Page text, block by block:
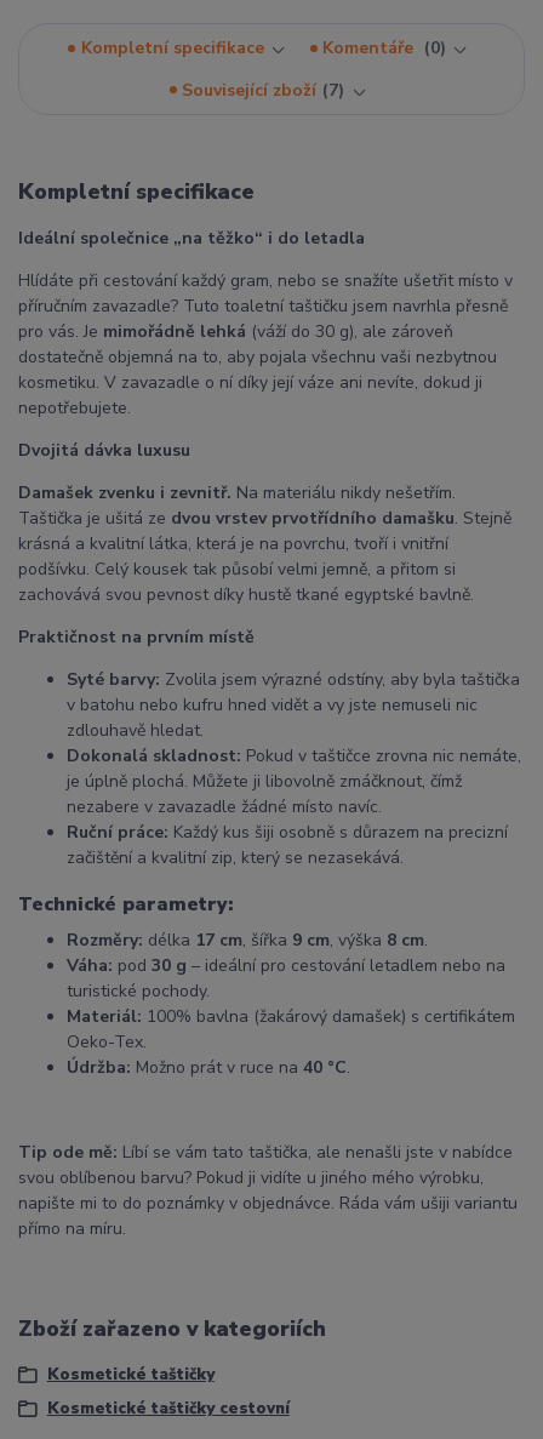
Kompletní specifikace Komentáře
0
Související zboží 7
Kompletní specifikace
Ideální společnice „na těžko“ i do letadla
Hlídáte při cestování každý gram, nebo se snažíte ušetřit místo v
příručním zavazadle? Tuto toaletní taštičku jsem navrhla přesně
pro vás. Je mimořádně lehká (váží do 30 g), ale zároveň
dostatečně objemná na to, aby pojala všechnu vaši nezbytnou
kosmetiku. V zavazadle o ní díky její váze ani nevíte, dokud ji
nepotřebujete.
Dvojitá dávka luxusu
Damašek zvenku i zevnitř. Na materiálu nikdy nešetřím.
Taštička je ušitá ze dvou vrstev prvotřídního damašku. Stejně
krásná a kvalitní látka, která je na povrchu, tvoří i vnitřní
podšívku. Celý kousek tak působí velmi jemně, a přitom si
zachovává svou pevnost díky hustě tkané egyptské bavlně.
Praktičnost na prvním místě
Syté barvy: Zvolila jsem výrazné odstíny, aby byla taštička
v batohu nebo kufru hned vidět a vy jste nemuseli nic
zdlouhavě hledat.
Dokonalá skladnost: Pokud v taštičce zrovna nic nemáte,
je úplně plochá. Můžete ji libovolně zmáčknout, čímž
nezabere v zavazadle žádné místo navíc.
Ruční práce: Každý kus šiji osobně s důrazem na precizní
začištění a kvalitní zip, který se nezasekává.
Technické parametry:
Rozměry: délka 17 cm, šířka 9 cm, výška 8 cm.
Váha: pod 30 g – ideální pro cestování letadlem nebo na
turistické pochody.
Materiál: 100% bavlna (žakárový damašek) s certifikátem
Oeko-Tex.
Údržba: Možno prát v ruce na 40 °C.
Tip ode mě: Líbí se vám tato taštička, ale nenašli jste v nabídce
svou oblíbenou barvu? Pokud ji vidíte u jiného mého výrobku,
napište mi to do poznámky v objednávce. Ráda vám ušiji variantu
přímo na míru.
Zboží zařazeno v kategoriích
Kosmetické taštičky
Kosmetické taštičky cestovní